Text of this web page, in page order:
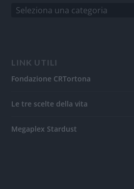
LINK UTILI
Fondazione CRTortona
Le tre scelte della vita
Megaplex Stardust